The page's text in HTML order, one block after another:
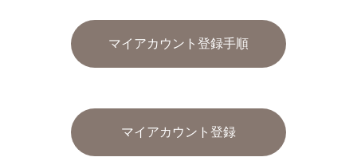
マイアカウント登録手順
マイアカウント登録